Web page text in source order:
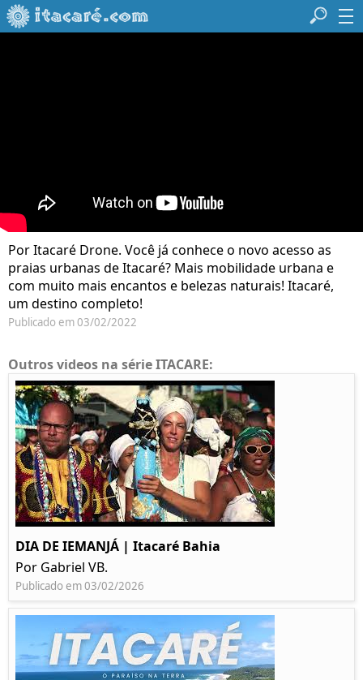
Por Itacaré Drone. Você já conhece o novo acesso as
praias urbanas de Itacaré? Mais mobilidade urbana e
com muito mais encantos e belezas naturais! Itacaré,
um destino completo!
Publicado em 03/02/2022
Outros videos na série ITACARE:
DIA DE IEMANJÁ | Itacaré Bahia
Por Gabriel VB.
Publicado em 03/02/2026